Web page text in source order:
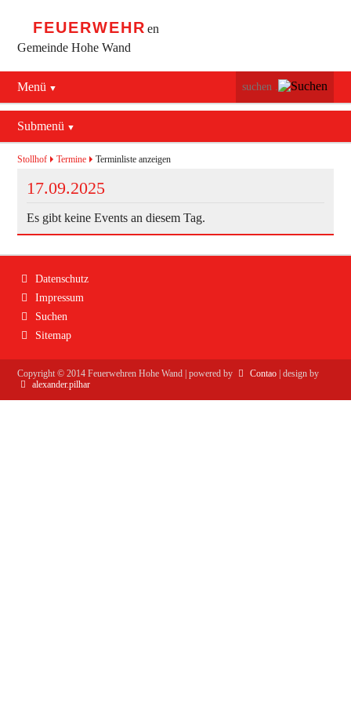
FEUERWEHR en
Gemeinde Hohe Wand
Menü
Navigation
überspringen
Maiersdorf
Stollhof
Submenü
Navigation
überspringen
Aktuelles
Mannschaft
Jugend
Ausrüstung
Feuerwehrhaus
Fahrzeuge
Termine
Geschichte
Stollhof Termine Terminliste anzeigen
17.09.2025
Es gibt keine Events an diesem Tag.
Navigation
Datenschutz
Impressum
Suchen
Sitemap
Copyright ©2014 Feuerwehren Hohe Wand | powered by Contao | design by
alexander.pilhar